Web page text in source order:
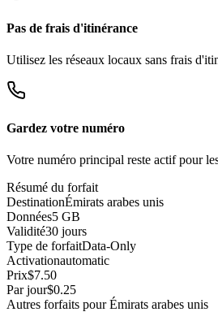
Pas de frais d'itinérance
Utilisez les réseaux locaux sans frais
Gardez votre numéro
Votre numéro principal reste actif pour
Résumé du forfait
DestinationÉmirats arabes unis
Données5 GB
Validité30 jours
Type de forfaitData-Only
Activationautomatic
Prix$7.50
Par jour$0.25
Autres forfaits pour Émirats arabes unis